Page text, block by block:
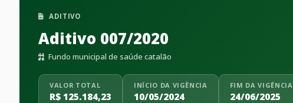
ADITIVO
Aditivo 007/2020
Fundo municipal de saúde catalão
VALOR TOTAL
R$ 125.184,23
INÍCIO DA VIGÊNCIA
10/05/2024
FIM DA VIGÊNCIA
24/06/2025